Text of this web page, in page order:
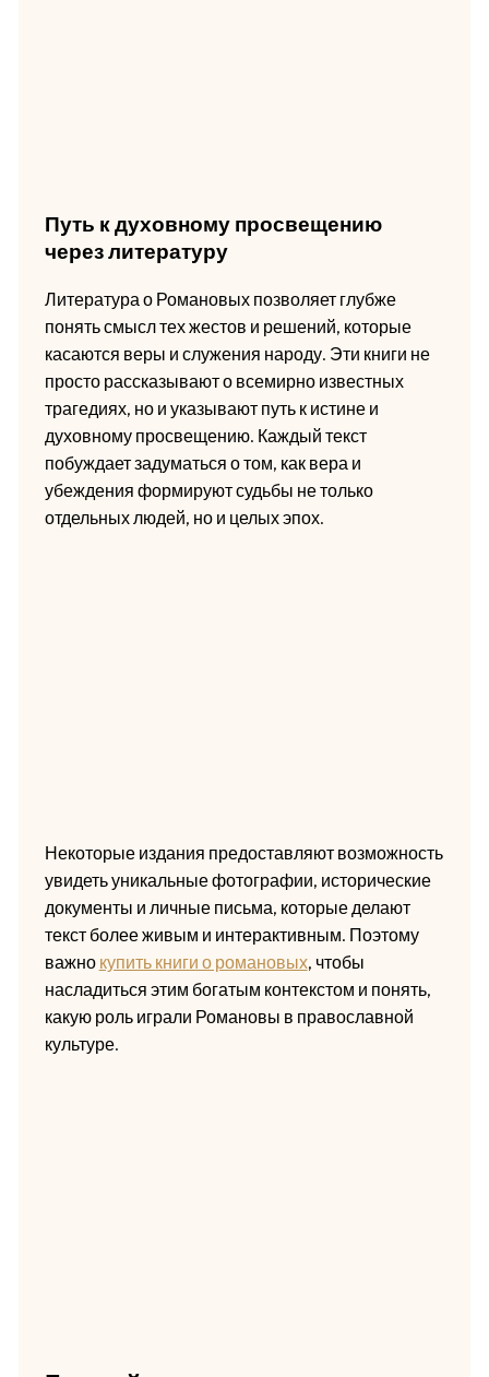
Путь к духовному просвещению
через литературу
Литература о Романовых позволяет глубже
понять смысл тех жестов и решений, которые
касаются веры и служения народу. Эти книги не
просто рассказывают о всемирно известных
трагедиях, но и указывают путь к истине и
духовному просвещению. Каждый текст
побуждает задуматься о том, как вера и
убеждения формируют судьбы не только
отдельных людей, но и целых эпох.
Некоторые издания предоставляют возможность
увидеть уникальные фотографии, исторические
документы и личные письма, которые делают
текст более живым и интерактивным. Поэтому
важно купить книги о романовых, чтобы
насладиться этим богатым контекстом и понять,
какую роль играли Романовы в православной
культуре.